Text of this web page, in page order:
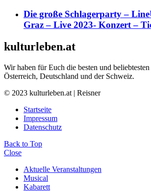
Die große Schlagerparty –
Graz – Live 2023- Konzert –
kulturleben.at
Wir haben für Euch die besten und
Österreich, Deutschland und der Schweiz.
© 2023 kulturleben.at | Reisner
Startseite
Impressum
Datenschutz
Back to Top
Close
Aktuelle Veranstaltungen
Musical
Kabarett